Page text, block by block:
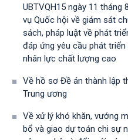
UBTVQH15 ngày 11 tháng
vụ Quốc hội về giám sát
sách, pháp luật về phát
đáp ứng yêu cầu phát
nhân lực chất lượng cao
Về hồ sơ Đề án thành lập
Trung ương
Về xử lý khó khăn, vướng
bổ và giao dự toán chi sự